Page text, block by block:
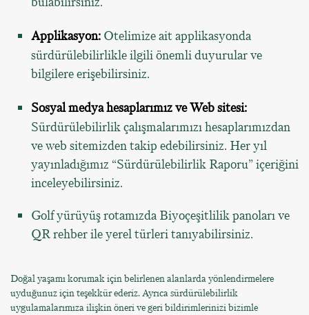
Applikasyon: Otelimize ait applikasyonda
sürdürülebilirlikle ilgili önemli duyurular ve
bilgilere erişebilirsiniz.
Sosyal medya hesaplarımız ve Web sitesi:
Sürdürülebilirlik çalışmalarımızı hesaplarımızdan
ve web sitemizden takip edebilirsiniz. Her yıl
yayınladığımız “Sürdürülebilirlik Raporu” içeriğini
inceleyebilirsiniz.
Golf yürüyüş rotamızda Biyoçeşitlilik panoları ve
QR rehber ile yerel türleri tanıyabilirsiniz.
Doğal yaşamı korumak için belirlenen alanlarda yönlendirmelere
uyduğunuz için teşekkür ederiz. Ayrıca sürdürülebilirlik
uygulamalarımıza ilişkin öneri ve geri bildirimlerinizi bizimle